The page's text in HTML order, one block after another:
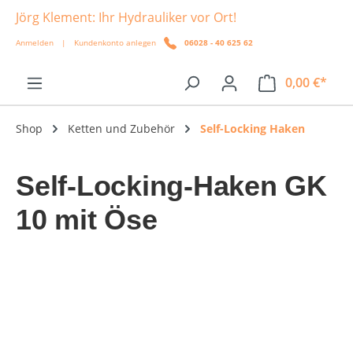
springen
Jörg Klement: Ihr Hydrauliker vor Ort!
Anmelden | Kundenkonto anlegen 06028 - 40 625 62
0,00 €*
Shop Ketten und Zubehör Self-Locking Haken
Self-Locking-Haken GK
10 mit Öse